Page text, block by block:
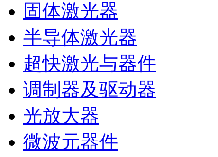
固体激光器
半导体激光器
超快激光与器件
调制器及驱动器
光放大器
微波元器件